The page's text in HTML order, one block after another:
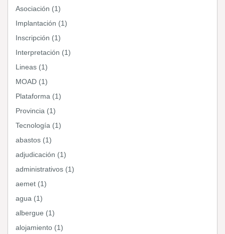
Asociación (1)
Implantación (1)
Inscripción (1)
Interpretación (1)
Lineas (1)
MOAD (1)
Plataforma (1)
Provincia (1)
Tecnología (1)
abastos (1)
adjudicación (1)
administrativos (1)
aemet (1)
agua (1)
albergue (1)
alojamiento (1)